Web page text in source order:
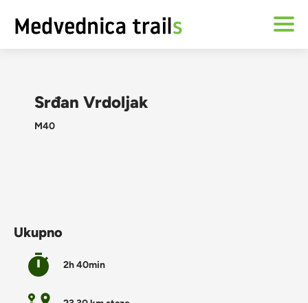
Srđan Vrdoljak
M40
Ukupno
2h 40min